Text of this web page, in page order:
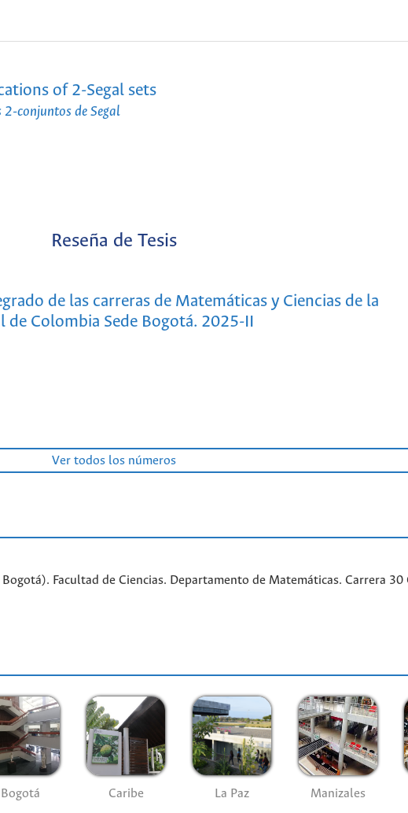
of 2-Segal sets
conjuntos de Segal
Reseña de Tesis
de las carreras de Matemáticas y Ciencias de la
Colombia Sede Bogotá. 2025-II
Ver todos los números
Facultad de Ciencias. Departamento de Matemáticas. Carrera
Bogotá Caribe La Paz Manizales